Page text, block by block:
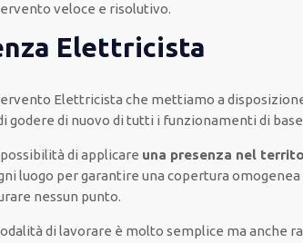
veloce e risolutivo.
Elettricista
Elettricista che mettiamo a
godere di nuovo di tutti i funzionamenti di base
di applicare una presenza nel
luogo pergarantire una copertura omogenea
nessun punto.
di lavorare è molto semplice ma anche